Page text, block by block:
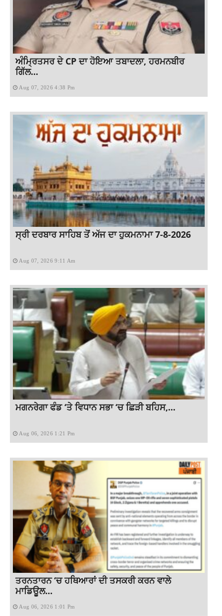
ਅੰਮ੍ਰਿਤਸਰ ਦੇ CP ਦਾ ਹੋਇਆ ਤਬਾਦਲਾ, ਹਰਮਨਬੀਰ
ਗਿੱਲ...
Aug 07, 2026 4:38 Pm
ਸ੍ਰੀ ਦਰਬਾਰ ਸਾਹਿਬ ਤੋਂ ਅੱਜ ਦਾ ਹੁਕਮਨਾਮਾ 7-8-2026
Aug 07, 2026 9:11 Am
ਮਗਨਰੇਗਾ ਫੰਡ ‘ਤੇ ਵਿਧਾਨ ਸਭਾ ‘ਚ ਛਿੜੀ ਬਹਿਸ,...
Aug 06, 2026 1:21 Pm
ਤਰਨਤਾਰਨ ‘ਚ ਹਥਿਆਰਾਂ ਦੀ ਤਸਕਰੀ ਕਰਨ ਵਾਲੇ
ਮਾਡਿਊਲ...
Aug 06, 2026 1:01 Pm